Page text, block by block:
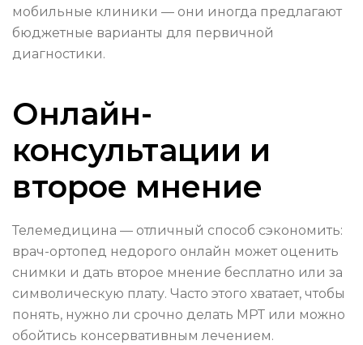
мобильные клиники — они иногда предлагают
бюджетные варианты для первичной
диагностики.
Онлайн-
консультации и
второе мнение
Телемедицина — отличный способ сэкономить:
врач-ортопед недорого онлайн может оценить
снимки и дать второе мнение бесплатно или за
символическую плату. Часто этого хватает, чтобы
понять, нужно ли срочно делать МРТ или можно
обойтись консервативным лечением.